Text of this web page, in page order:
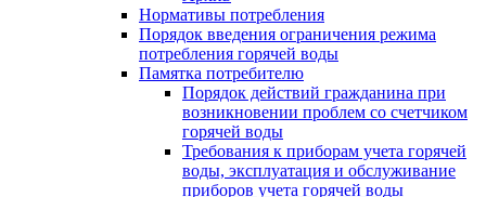
Нормативы потребления
Порядок введения ограничения режима
потребления горячей воды
Памятка потребителю
Порядок действий гражданина при
возникновении проблем со счетчиком
горячей воды
Требования к приборам учета горячей
воды, эксплуатация и обслуживание
приборов учета горячей воды